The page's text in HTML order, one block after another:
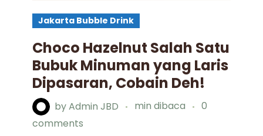
Jakarta Bubble Drink
Choco Hazelnut Salah Satu
Bubuk Minuman yang Laris
Dipasaran, Cobain Deh!
byAdmin JBD min dibaca
0
comments